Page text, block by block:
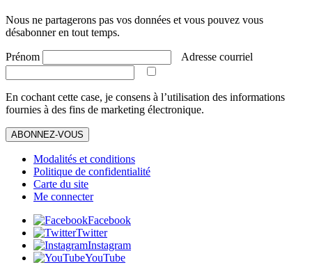
Nous ne partagerons pas vos données et vous pouvez vous
désabonner en tout temps.
Prénom Adresse courriel
En cochant cette case, je consens à l’utilisation des informations
fournies à des fins de marketing électronique.
ABONNEZ-VOUS
Modalités et conditions
Politique de confidentialité
Carte du site
Me connecter
Facebook
Twitter
Instagram
YouTube